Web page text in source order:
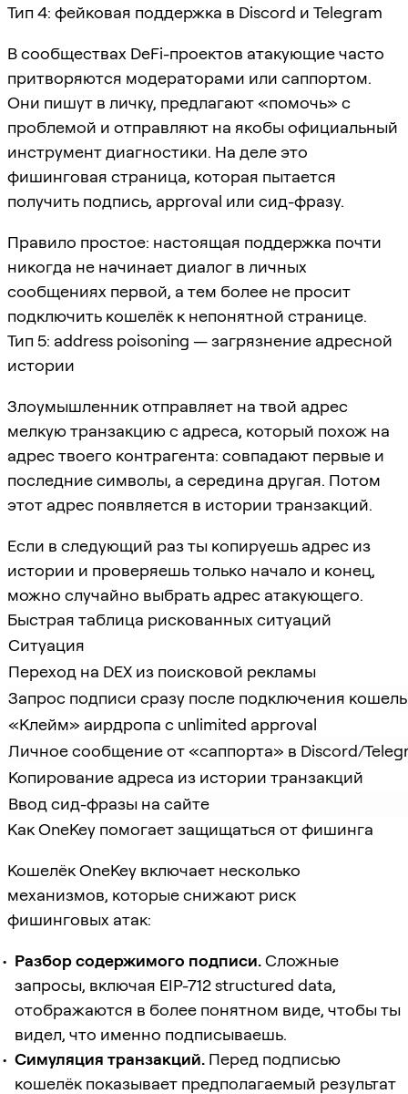
Тип 4: фейковая поддержка в Discord и Telegram
В сообществах DeFi-проектов атакующие часто
притворяются модераторами или саппортом.
Они пишут в личку, предлагают «помочь» с
проблемой и отправляют на якобы официальный
инструмент диагностики. На деле это
фишинговая страница, которая пытается
получить подпись, approval или сид-фразу.
Правило простое: настоящая поддержка почти
никогда не начинает диалог в личных
сообщениях первой, а тем более не просит
подключить кошелёк к непонятной странице.
Тип 5: address poisoning — загрязнение адресной
истории
Злоумышленник отправляет на твой адрес
мелкую транзакцию с адреса, который похож на
адрес твоего контрагента: совпадают первые и
последние символы, а середина другая. Потом
этот адрес появляется в истории транзакций.
Если в следующий раз ты копируешь адрес из
истории и проверяешь только начало и конец,
можно случайно выбрать адрес атакующего.
Быстрая таблица рискованных ситуаций
Ситуация
Переход на DEX из поисковой рекламы
Запрос подписи сразу после подключения
«Клейм» аирдропа с unlimited approval
Личное сообщение от «саппорта» в Discord/
Копирование адреса из истории транзакций
Ввод сид-фразы на сайте
Как OneKey помогает защищаться от фишинга
Кошелёк OneKey включает несколько
механизмов, которые снижают риск
фишинговых атак:
Разбор содержимого подписи.Сложные
запросы, включая EIP-712 structured data,
отображаются в более понятном виде, чтобы ты
видел, что именно подписываешь.
Симуляция транзакций. Перед подписью
кошелёк показывает предполагаемый результат